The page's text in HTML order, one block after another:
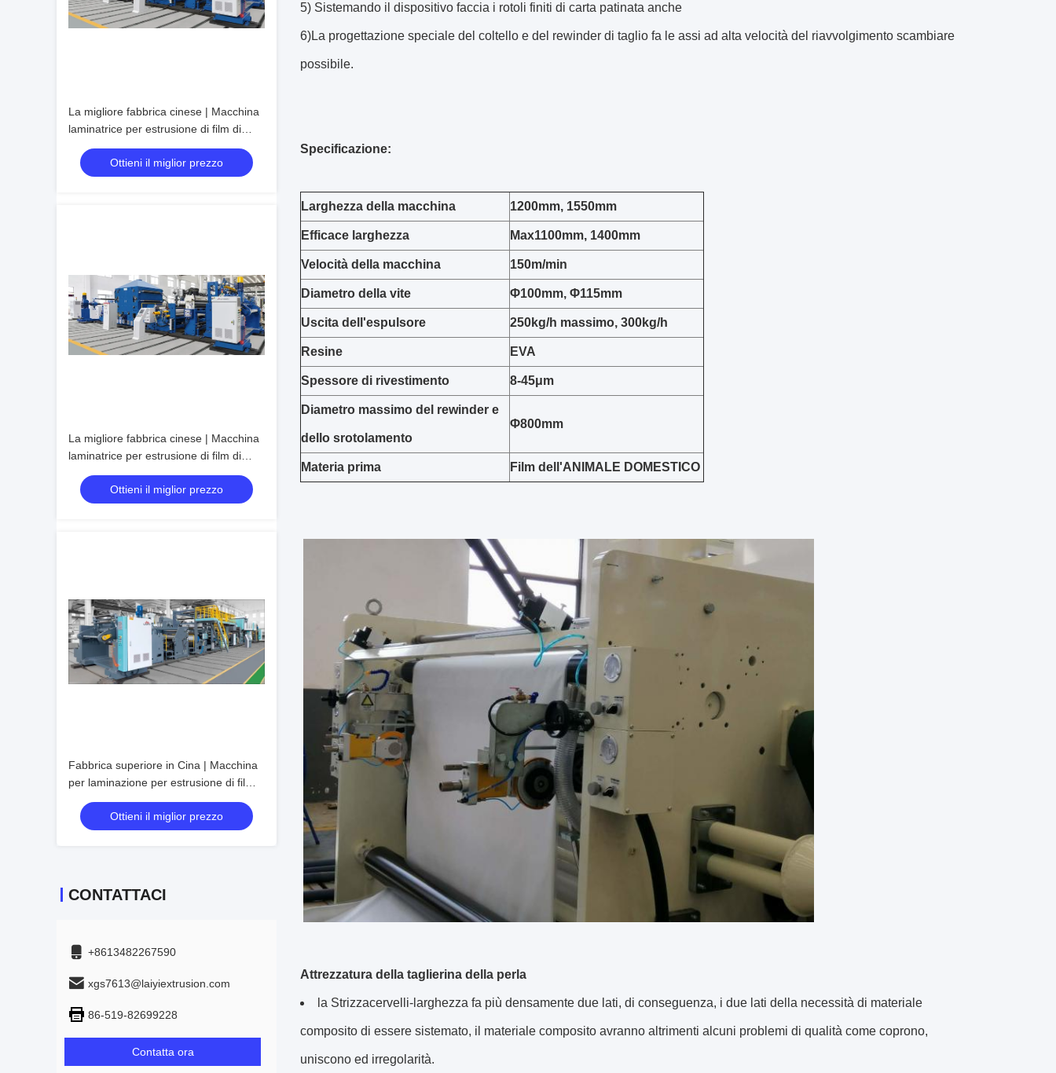
La migliore fabbrica cinese | Macchina
laminatrice per estrusione di film di
laminazione
Ottieni il miglior prezzo
La migliore fabbrica cinese | Macchina
laminatrice per estrusione di film di
laminazione
Ottieni il miglior prezzo
Fabbrica superiore in Cina | Macchina
per laminazione per estrusione di film a
rilascio di griglia
Ottieni il miglior prezzo
CONTATTACI
+8613482267590
xgs7613@laiyiextrusion.com
86-519-82699228
Contatta ora
5) Sistemando il dispositivo faccia i rotoli finiti di carta patinata anche
6)La progettazione speciale del coltello e del rewinder di taglio fa le assi ad alta velocità del riavvolgimento scambiare
possibile.
Specificazione:
Larghezza della macchina 1200mm, 1550mm
Efficace larghezza Max1100mm, 1400mm
Velocità della macchina 150m/min
Diametro della vite Φ100mm, Φ115mm
Uscita dell'espulsore 250kg/h massimo, 300kg/h
Resine EVA
Spessore di rivestimento 8-45μm
Diametro massimo del rewinder e
dello srotolamento
Φ800mm
Materia prima Film dell'ANIMALE DOMESTICO
Attrezzatura della taglierina della perla
la Strizzacervelli-larghezza fa più densamente due lati, di conseguenza, i due lati della necessità di materiale
composito di essere sistemato, il materiale composito avranno altrimenti alcuni problemi di qualità come coprono,
uniscono ed irregolarità.